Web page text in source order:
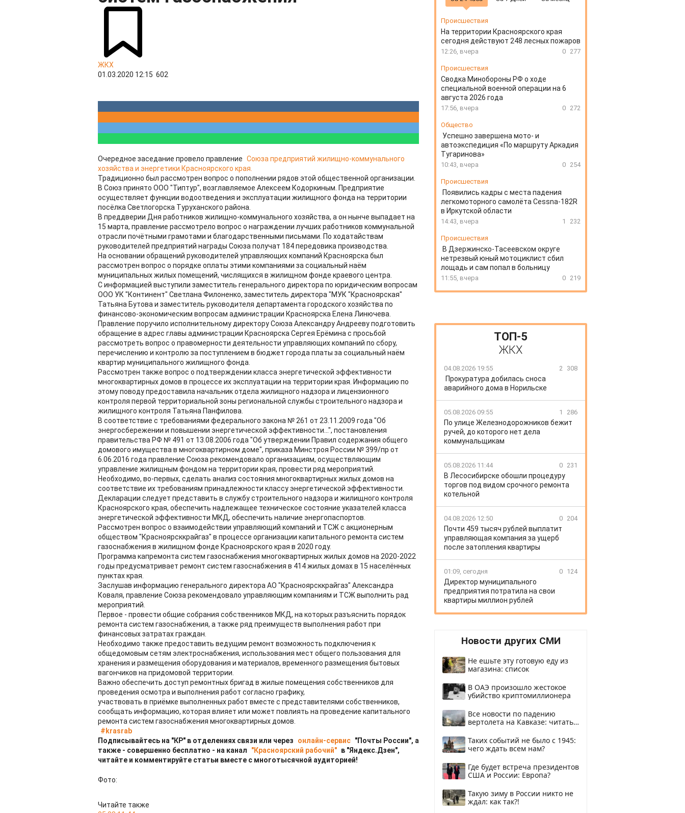
ЖКХ
01.03.2020 12:15 602
Очередное заседание провело правление Союза предприятий жилищно-коммунального
хозяйства и энергетики Красноярского края.
Традиционно был рассмотрен вопрос о пополнении рядов этой общественной организации.
В Союз принято ООО "Типтур", возглавляемое Алексеем Кодоркиным. Предприятие
осуществляет функции водоотведения и эксплуатации жилищного фонда на территории
посёлка Светлогорска Туруханского района.
В преддверии Дня работников жилищно-коммунального хозяйства, а он нынче выпадает на
15 марта, правление рассмотрело вопрос о награждении лучших работников коммунальной
отрасли почётными грамотами и благодарственными письмами. По ходатайствам
руководителей предприятий награды Союза получат 184 передовика производства.
На основании обращений руководителей управляющих компаний Красноярска был
рассмотрен вопрос о порядке оплаты этими компаниями за социальный наём
муниципальных жилых помещений, числящихся в жилищном фонде краевого центра.
С информацией выступили заместитель генерального директора по юридическим вопросам
ООО УК "Континент" Светлана Филоненко, заместитель директора "МУК "Красноярская"
Татьяна Бутова и заместитель руководителя департамента городского хозяйства по
финансово-экономическим вопросам администрации Красноярска Елена Линючева.
Правление поручило исполнительному директору Союза Александру Андрееву подготовить
обращение в адрес главы администрации Красноярска Сергея Ерёмина с просьбой
рассмотреть вопрос о правомерности деятельности управляющих компаний по сбору,
перечислению и контролю за поступлением в бюджет города платы за социальный наём
квартир муниципального жилищного фонда.
Рассмотрен также вопрос о подтверждении класса энергетической эффективности
многоквартирных домов в процессе их эксплуатации на территории края. Информацию по
этому поводу предоставила начальник отдела жилищного надзора и лицензионного
контроля первой территориальной зоны региональной службы строительного надзора и
жилищного контроля Татьяна Панфилова.
В соответствие с требованиями федерального закона № 261 от 23.11.2009 года "Об
энергосбережении и повышении энергетической эффективности...", постановления
правительства РФ № 491 от 13.08.2006 года "Об утверждении Правил содержания общего
домового имущества в многоквартирном доме", приказа Минстроя России № 399/пр от
6.06.2016 года правление Союза рекомендовало организациям, осуществляющим
управление жилищным фондом на территории края, провести ряд мероприятий.
Необходимо, во-первых, сделать анализ состояния многоквартирных жилых домов на
соответствие их требованиям принадлежности классу энергетической эффективности.
Декларации следует представить в службу строительного надзора и жилищного контроля
Красноярского края, обеспечить надлежащее техническое состояние указателей класса
энергетической эффективности МКД, обеспечить наличие энергопаспортов.
Рассмотрен вопрос о взаимодействии управляющий компаний и ТСЖ с акционерным
обществом "Красноярсккрайгаз" в процессе организации капитального ремонта систем
газоснабжения в жилищном фонде Красноярского края в 2020 году.
Программа капремонта систем газоснабжения многоквартирных жилых домов на 2020-2022
годы предусматривает ремонт систем газоснабжения в 414 жилых домах в 15 населённых
пунктах края.
Заслушав информацию генерального директора АО "Красноярсккрайгаз" Александра
Коваля, правление Союза рекомендовало управляющим компаниям и ТСЖ выполнить рад
мероприятий.
Первое - провести общие собрания собственников МКД, на которых разъяснить порядок
ремонта систем газоснабжения, а также ряд преимуществ выполнения работ при
финансовых затратах граждан.
Необходимо также предоставить ведущим ремонт возможность подключения к
общедомовым сетям электроснабжения, использования мест общего пользования для
хранения и размещения оборудования и материалов, временного размещения бытовых
вагончиков на придомовой территории.
Важно обеспечить доступ ремонтных бригад в жилые помещения собственников для
проведения осмотра и выполнения работ согласно графику,
участвовать в приёмке выполненных работ вместе с представителями собственников,
сообщать информацию, которая влияет или может повлиять на проведение капитального
ремонта систем газоснабжения многоквартирных домов.
#krasrab
Подписывайтесь на "КР" в отделениях связи или через
онлайн-сервис "Почты России", а
также - совершенно бесплатно - на канал
"Красноярский рабочий" в "Яндекс.Дзен",
читайте и комментируйте статьи вместе с многотысячной аудиторией!
Фото:
Читайте также
Происшествия
На территории Красноярского края
сегодня действуют 248 лесных пожаров
12:26, вчера 0 277
Происшествия
Сводка Минобороны РФ о ходе
специальной военной операции на 6
августа 2026 года
17:56, вчера 0 272
Общество
Успешно завершена мото- и
автоэкспедиция «По маршруту Аркадия
Тугаринова»
10:43, вчера 0 254
Происшествия
Появились кадры с места падения
легкомоторного самолёта Cessna-182R
в Иркутской области
14:43, вчера 1 232
Происшествия
В Дзержинско-Тасеевском округе
нетрезвый юный мотоциклист сбил
лощадь и сам попал в больницу
11:55, вчера 0 219
ТОП-5
ЖКХ
04.08.2026 19:55 2 308
Прокуратура добилась сноса
аварийного дома в Норильске
05.08.2026 09:55 1 286
По улице Железнодорожников бежит
ручей, до которого нет дела
коммунальщикам
05.08.2026 11:44 0 231
В Лесосибирске обошли процедуру
торгов под видом срочного ремонта
котельной
04.08.2026 12:50 0 204
Почти 459 тысяч рублей выплатит
управляющая компания за ущерб
после затопления квартиры
01:09, сегодня 0 124
Директор муниципального
предприятия потратила на свои
квартиры миллион рублей
Новости других СМИ
Не ешьте эту готовую еду из
магазина: список
В ОАЭ произошло жестокое
убийство криптомиллионера
Все новости по падению
вертолета на Кавказе: читать
Таких событий не было с 1945:
чего ждать всем нам?
Где будет встреча президентов
США и России: Европа?
Такую зиму в России никто не
ждал: как так?!